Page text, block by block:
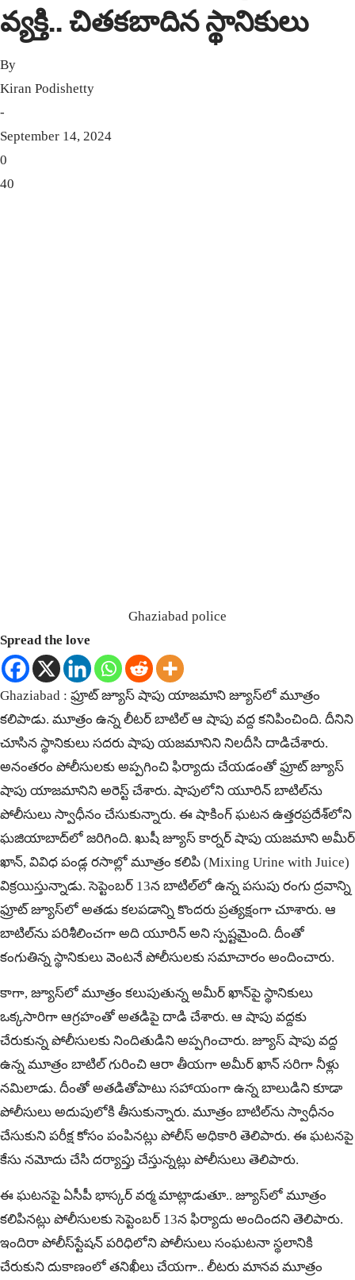
వ్య‌క్తి.. చిత‌క‌బాదిన స్థానికులు
By
Kiran Podishetty
-
September 14, 2024
0
40
Ghaziabad police
Spread the love
Ghaziabad : ఫ్రూట్‌ జ్యూస్‌ షాపు యాజమాని జ్యూస్‌లో మూత్రం
కలిపాడు. మూత్రం ఉన్న లీటర్‌ బాటిల్‌ ఆ షాపు వద్ద క‌నిపించింది. దీనిని
చూసిన స్థానికులు స‌ద‌రు షాపు య‌జ‌మానిని నిలదీసి దాడిచేశారు.
అనంత‌రం పోలీసులకు అప్ప‌గించి ఫిర్యాదు చేయ‌డంతో ఫ్రూట్‌ జ్యూస్‌
షాపు యాజమానిని అరెస్ట్‌ చేశారు. షాపులోని యూరిన్ బాటిల్‌ను
పోలీసులు స్వాధీనం చేసుకున్నారు. ఈ షాకింగ్ ఘ‌ట‌న‌ ఉత్తరప్రదేశ్‌లోని
ఘజియాబాద్‌లో జరిగింది. ఖుషీ జ్యూస్ కార్నర్ షాపు యజమాని అమీర్
ఖాన్‌, వివిధ‌ పండ్ల రసాల్లో మూత్రం కలిపి (Mixing Urine with Juice)
విక్ర‌యిస్తున్నాడు. సెప్టెంబర్ 13న బాటిల్‌లో ఉన్న పసుపు రంగు ద్రవాన్ని
ఫ్రూట్‌ జ్యూస్‌లో అతడు కలపడాన్ని కొందరు ప్ర‌త్య‌క్షంగా చూశారు. ఆ
బాటిల్‌ను పరిశీలించగా అది యూరిన్ అని స్ప‌ష్ట‌మైంది. దీంతో
కంగుతిన్న స్థానికులు వెంటనే పోలీసులకు సమాచారం అందించారు.
కాగా, జ్యూస్‌లో మూత్రం కలుపుతున్న అమీర్ ఖాన్‌పై స్థానికులు
ఒక్క‌సారిగా ఆగ్రహంతో అతడిపై దాడి చేశారు. ఆ షాపు వద్దకు
చేరుకున్న పోలీసులకు నిందితుడిని అప్పగించారు. జ్యూస్‌ షాపు వద్ద
ఉన్న మూత్రం బాటిల్‌ గురించి ఆరా తీయగా అమీర్‌ ఖాన్‌ సరిగా నీళ్లు
నమిలాడు. దీంతో అతడితోపాటు సహాయంగా ఉన్న బాలుడిని కూడా
పోలీసులు అదుపులోకి తీసుకున్నారు. మూత్రం బాటిల్‌ను స్వాధీనం
చేసుకుని పరీక్ష కోసం పంపినట్లు పోలీస్‌ అధికారి తెలిపారు. ఈ ఘటనపై
కేసు నమోదు చేసి దర్యాప్తు చేస్తున్నట్లు పోలీసులు తెలిపారు.
ఈ ఘటనపై ఏసీపీ భాస్కర్ వర్మ మాట్లాడుతూ.. జ్యూస్‌లో మూత్రం
కలిపినట్లు పోలీసులకు సెప్టెంబర్ 13న ఫిర్యాదు అందిందని తెలిపారు.
ఇందిరా పోలీస్‌స్టేషన్‌ పరిధిలోని పోలీసులు సంఘటనా స్థలానికి
చేరుకుని దుకాణంలో తనిఖీలు చేయగా.. లీటరు మానవ మూత్రం